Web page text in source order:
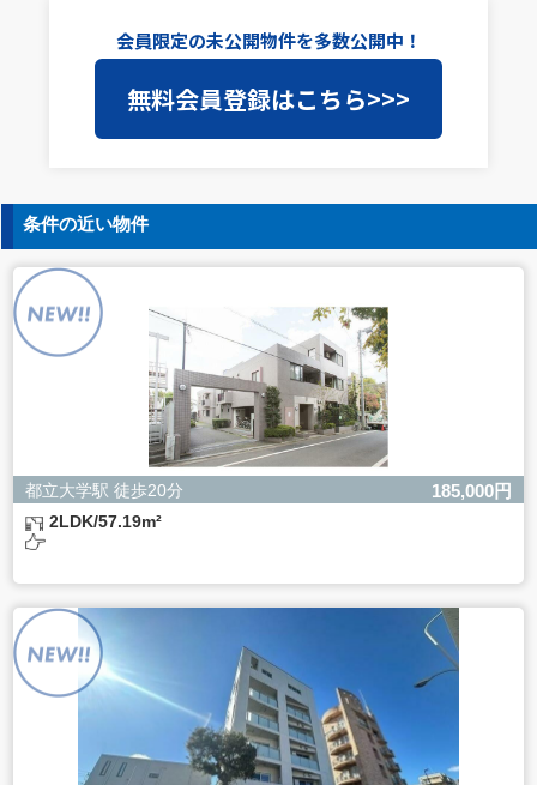
4. 個人情報取扱いの委託
当社は事業運営上、前項利用目的の範囲に限って個人情報
を外部に委託することがあります。この場合、個人情報保
護水準の高い委託先を選定し、個人情報の適正管理・機密
保持についての契約を交わし、適切な管理を実施させま
5. 個人情報の開示等の請求
ご本人様は、当社に対してご自身の個人情報の開示等（利
用目的の通知、開示、内容の訂正・追加・削除、利用の停
止または消去、第三者への提供の停止）に関して、下記の
当社問合わせ窓口に申し出ることができます。その際、当
社はお客様ご本人を確認させていただいたうえで、合理的
な間内に対応いたします。
【お問合せ窓口】
株式会社バレッグス 個人情報問合せ窓口
住所 東京都目黒区鷹番2-5-21
電話 03-3794-1115
お問合せメールアドレス privacy@balleggs.co.jp
受付時間：平日10：30～17：00 ※弊社公休日を除く
よるものです。
ただし、必要な項目をいただけない場合、適切な対応がで
きない場合があります。
会員限定の未公開物件を多数公開中！
無料会員登録はこちら>>>
条件の近い物件
都立大学駅 徒歩20分 185,000円
2LDK/57.19m²